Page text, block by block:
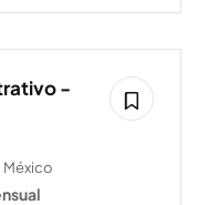
-
México